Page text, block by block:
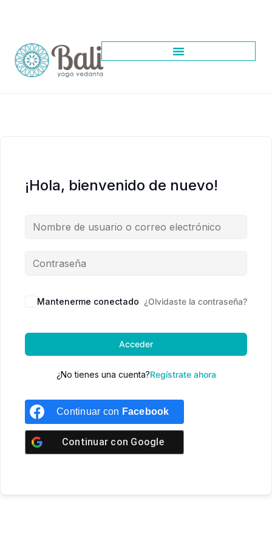
¡Hola, bienvenido de nuevo!
Mantenerme conectado ¿Olvidaste la contraseña?
Acceder
¿No tienes una cuenta?Regístrate ahora
Continuar con Facebook
Continuar con Google